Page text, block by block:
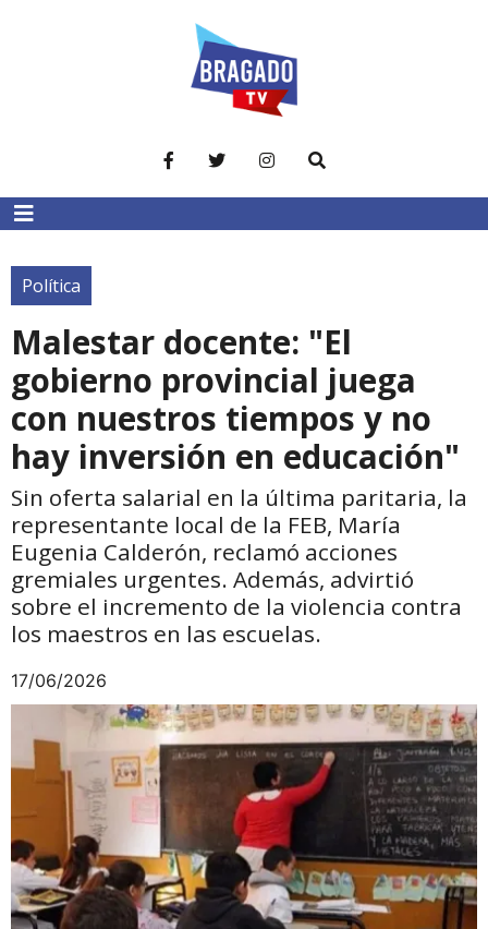
Política
Malestar docente: "El
gobierno provincial juega
con nuestros tiempos y no
hay inversión en educación"
Sin oferta salarial en la última paritaria, la
representante local de la FEB, María
Eugenia Calderón, reclamó acciones
gremiales urgentes. Además, advirtió
sobre el incremento de la violencia contra
los maestros en las escuelas.
17/06/2026